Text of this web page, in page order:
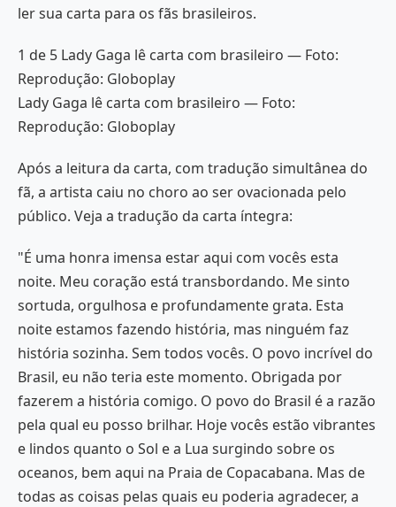
ler sua carta para os fãs brasileiros.
1 de 5 Lady Gaga lê carta com brasileiro — Foto:
Reprodução: Globoplay
Lady Gaga lê carta com brasileiro — Foto:
Reprodução: Globoplay
Após a leitura da carta, com tradução simultânea do
fã, a artista caiu no choro ao ser ovacionada pelo
público. Veja a tradução da carta íntegra:
"É uma honra imensa estar aqui com vocês esta
noite. Meu coração está transbordando. Me sinto
sortuda, orgulhosa e profundamente grata. Esta
noite estamos fazendo história, mas ninguém faz
história sozinha. Sem todos vocês. O povo incrível do
Brasil, eu não teria este momento. Obrigada por
fazerem a história comigo. O povo do Brasil é a razão
pela qual eu posso brilhar. Hoje vocês estão vibrantes
e lindos quanto o Sol e a Lua surgindo sobre os
oceanos, bem aqui na Praia de Copacabana. Mas de
todas as coisas pelas quais eu poderia agradecer, a